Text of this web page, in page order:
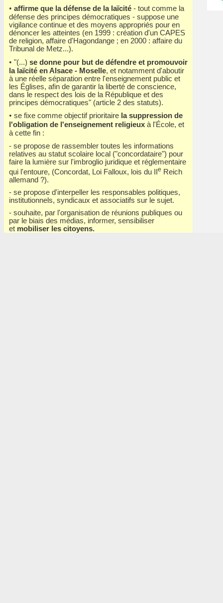
• affirme que la défense de la laïcité - tout comme la
défense des principes démocratiques - suppose une
vigilance continue et des moyens appropriés pour en
dénoncer les atteintes (en 1999 : création d'un CAPES
de religion, affaire d'Hagondange ; en 2000 : affaire du
Tribunal de Metz...).
• "(...) se donne pour but de défendre et promouvoir
la laïcité en Alsace - Moselle, et notamment d'aboutir
à une réelle séparation entre l'enseignement public et
les Églises, afin de garantir la liberté de conscience,
dans le respect des lois de la République et des
principes démocratiques" (article 2 des statuts).
• se fixe comme objectif prioritaire la suppression de
l'obligation de l'enseignement religieux à l'École, et
à cette fin :
- se propose de rassembler toutes les informations
relatives au statut scolaire local ("concordataire") pour
faire la lumière sur l'imbroglio juridique et réglementaire
qui l'entoure, (Concordat, Loi Falloux, lois du IIe Reich
allemand ?).
- se propose d'interpeller les responsables politiques,
institutionnels, syndicaux et associatifs sur le sujet.
- souhaite, par l'organisation de réunions publiques ou
par le biais des médias, informer, sensibiliser
et mobiliser les citoyens.